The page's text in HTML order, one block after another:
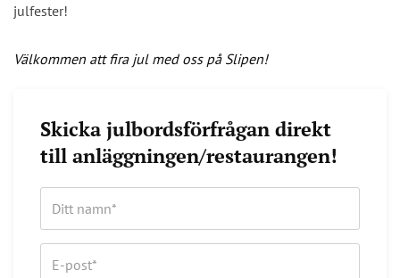
julfester!
Välkommen att fira jul med oss på Slipen!
Skicka julbordsförfrågan direkt
till anläggningen/restaurangen!